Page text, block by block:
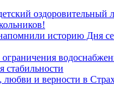
оздоровительный
историю Дня
стабильности
любви и верности в